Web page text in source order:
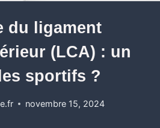
du ligament
(LCA) : un
sportifs ?
novembre 15, 2024